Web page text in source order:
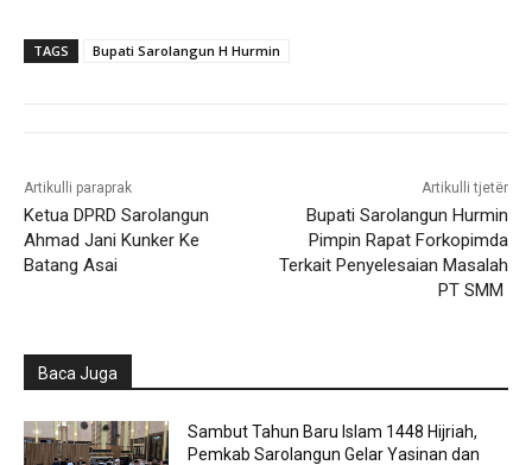
TAGS Bupati Sarolangun H Hurmin
Artikulli paraprak
Ketua DPRD Sarolangun
Ahmad Jani Kunker Ke
Batang Asai
Artikulli tjetër
Bupati Sarolangun Hurmin
Pimpin Rapat Forkopimda
Terkait Penyelesaian Masalah
PT SMM
Baca Juga
Sambut Tahun Baru Islam 1448 Hijriah,
Pemkab Sarolangun Gelar Yasinan dan